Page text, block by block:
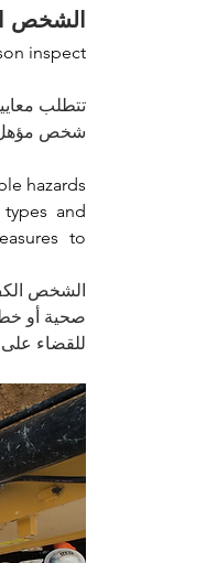
الشخص
inspect
شخص مؤهل
hazards
and
to
الشخص
صحية أو
للقضاء